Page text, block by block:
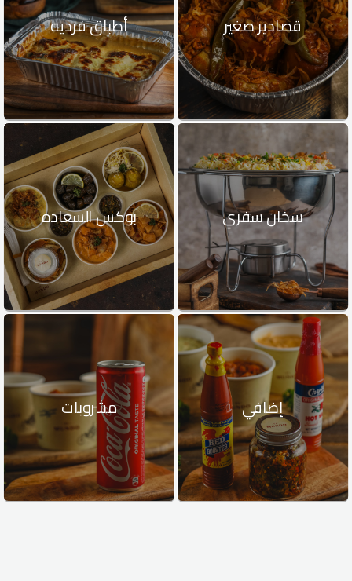
قصادير صغير أطباق فرديه
سخان سفري بوكس السعاده
إضافي مشروبات